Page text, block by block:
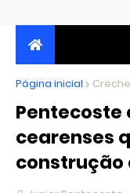
JORNALISMO
CRÍTICO
Página inicial
Pentecoste
cearenses
construção